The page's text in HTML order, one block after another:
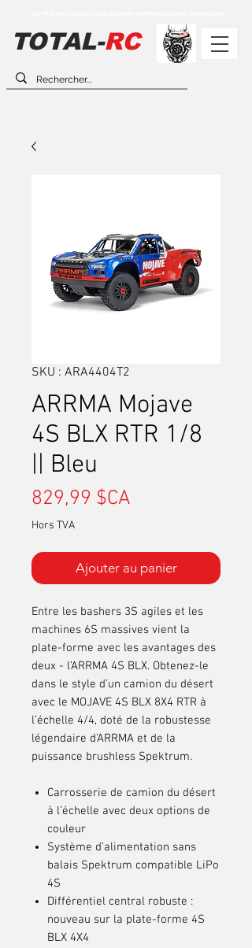
TOTAL-RC
SKU : ARA4404T2
ARRMA Mojave
4S BLX RTR 1/8
|| Bleu
829,99 $CA
Hors TVA
Ajouter au panier
Entre les bashers 3S agiles et les
machines 6S massives vient la
plate-forme avec les avantages des
deux - l’ARRMA 4S BLX. Obtenez-le
dans le style d’un camion du désert
avec le MOJAVE 4S BLX 8X4 RTR à
l’échelle 4/4, doté de la robustesse
légendaire d’ARRMA et de la
puissance brushless Spektrum.
Carrosserie de camion du désert
à l’échelle avec deux options de
couleur
Système d’alimentation sans
balais Spektrum compatible LiPo
4S
Différentiel central robuste :
nouveau sur la plate-forme 4S
BLX 4X4